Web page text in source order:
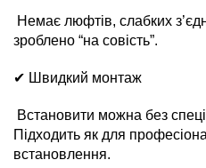
Немає люфтів, слабких
зроблено “на совість”.
✔ Швидкий монтаж
Встановити можна без
Підходить як для
встановлення.